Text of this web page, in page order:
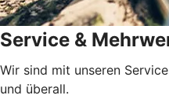
Service &
Wir sind mit unseren
und überall.